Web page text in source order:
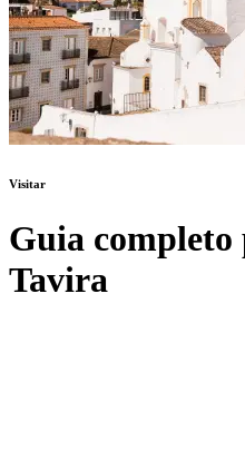
Visitar
Guia
Tavira